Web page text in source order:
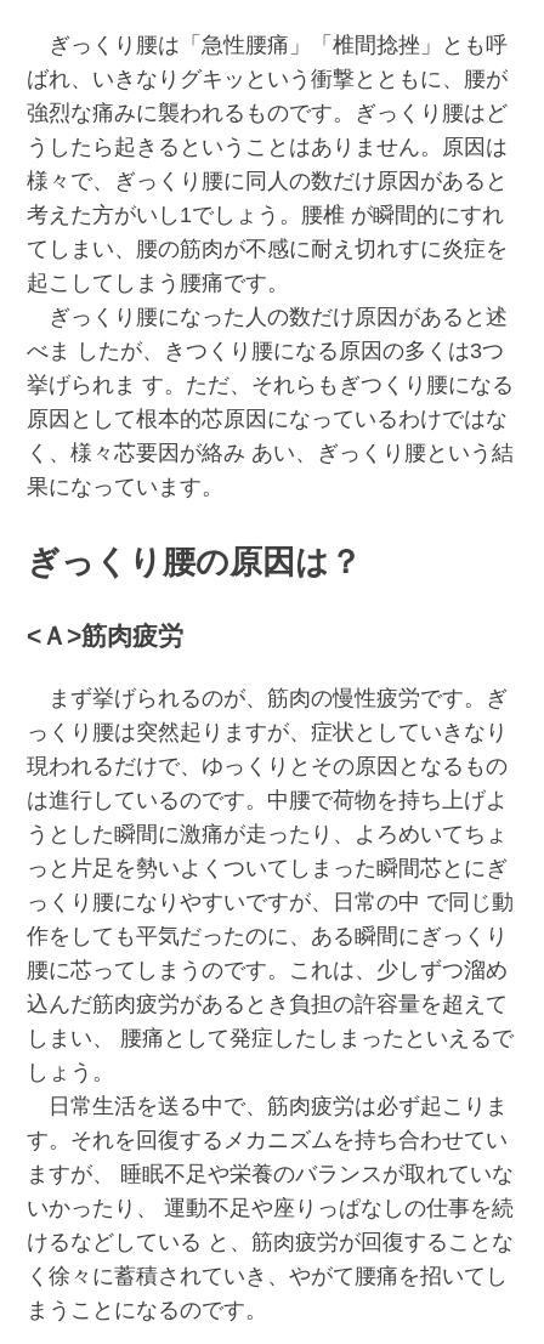
ぎっくり腰は「急性腰痛」「椎間捻挫」とも呼
ばれ、いきなりグキッという衝撃とともに、腰が
強烈な痛みに襲われるものです。ぎっくり腰はど
うしたら起きるということはありません。原因は
様々で、ぎっくり腰に同人の数だけ原因があると
考えた方がいし1でしょう。腰椎 が瞬間的にすれ
てしまい、腰の筋肉が不感に耐え切れすに炎症を
起こしてしまう腰痛です。
ぎっくり腰になった人の数だけ原因があると述
べま したが、きつくり腰になる原因の多くは3つ
挙げられま す。ただ、それらもぎつくり腰になる
原因として根本的芯原因になっているわけではな
く、様々芯要因が絡み あい、ぎっくり腰という結
果になっています。
ぎっくり腰の原因は？
<Ａ>筋肉疲労
まず挙げられるのが、筋肉の慢性疲労です。ぎ
っくり腰は突然起りますが、症状としていきなり
現われるだけで、ゆっくりとその原因となるもの
は進行しているのです。中腰で荷物を持ち上げよ
うとした瞬間に激痛が走ったり、よろめいてちょ
っと片足を勢いよくついてしまった瞬間芯とにぎ
っくり腰になりやすいですが、日常の中 で同じ動
作をしても平気だったのに、ある瞬間にぎっくり
腰に芯ってしまうのです。これは、少しずつ溜め
込んだ筋肉疲労があるとき負担の許容量を超えて
しまい、 腰痛として発症したしまったといえるで
しょう。
日常生活を送る中で、筋肉疲労は必ず起こりま
す。それを回復するメカニズムを持ち合わせてい
ますが、 睡眠不足や栄養のバランスが取れていな
いかったり、 運動不足や座りっぱなしの仕事を続
けるなどしている と、筋肉疲労が回復することな
く徐々に蓄積されていき、やがて腰痛を招いてし
まうことになるのです。